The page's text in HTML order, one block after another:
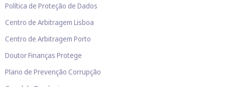
Política de Proteção de Dados
Centro de Arbitragem Lisboa
Centro de Arbitragem Porto
Doutor Finanças Protege
Plano de Prevenção Corrupção